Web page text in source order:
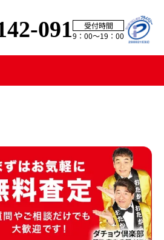
091
受付時間
9：00〜19：00